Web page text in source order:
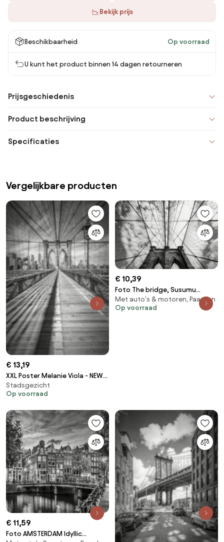
Bekijk prijs
Beschikbaarheid Op voorraad
U kunt het product binnen 14 dagen retourneren
Prijsgeschiedenis
Product beschrijving
Specificaties
Vergelijkbare producten
€ 13,19
XXL Poster Melanie Viola - NEW
YORK CITY Brooklyn Bridge
Stadsgezicht
Op voorraad
€ 10,39
Foto The bridge, Susumu
Nihashi
Met auto's & motoren, Paarden
Op voorraad
€ 11,59
Foto AMSTERDAM Idyllic